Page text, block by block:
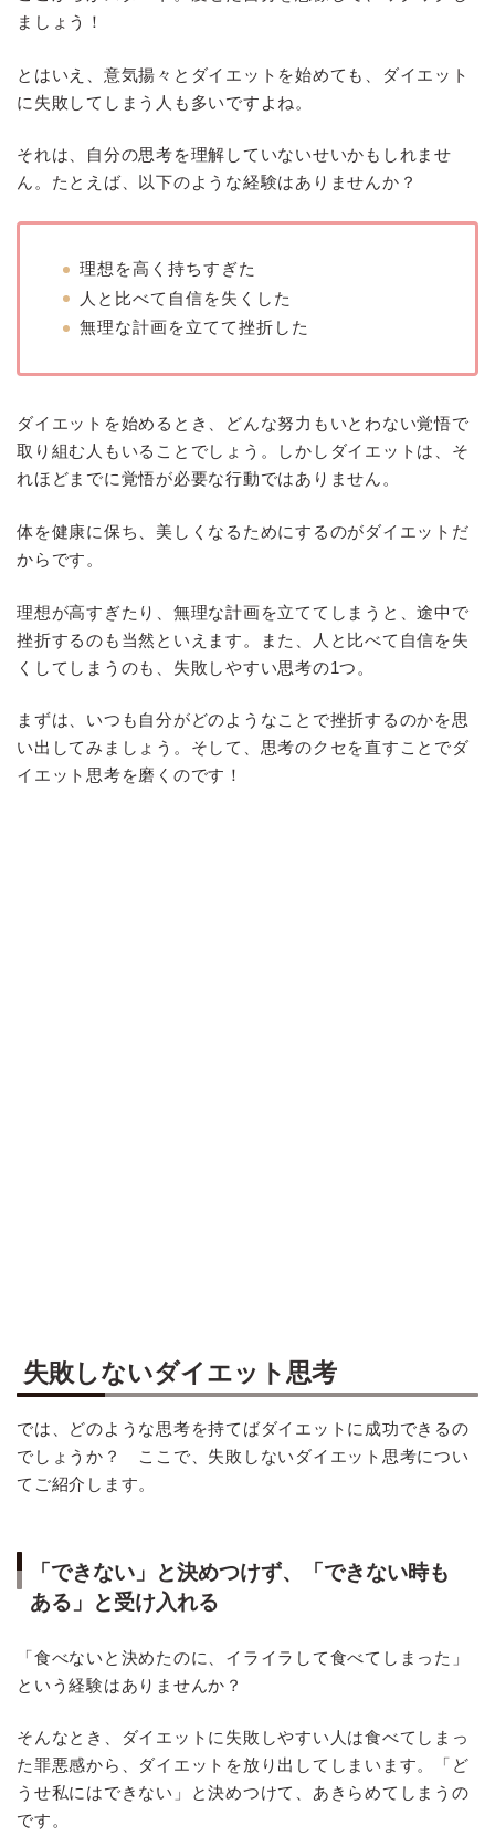
ましょう！
とはいえ、意気揚々とダイエットを始めても、ダイエット
に失敗してしまう人も多いですよね。
それは、自分の思考を理解していないせいかもしれませ
ん。たとえば、以下のような経験はありませんか？
理想を高く持ちすぎた
人と比べて自信を失くした
無理な計画を立てて挫折した
ダイエットを始めるとき、どんな努力もいとわない覚悟で
取り組む人もいることでしょう。しかしダイエットは、そ
れほどまでに覚悟が必要な行動ではありません。
体を健康に保ち、美しくなるためにするのがダイエットだ
からです。
理想が高すぎたり、無理な計画を立ててしまうと、途中で
挫折するのも当然といえます。また、人と比べて自信を失
くしてしまうのも、失敗しやすい思考の1つ。
まずは、いつも自分がどのようなことで挫折するのかを思
い出してみましょう。そして、思考のクセを直すことでダ
イエット思考を磨くのです！
失敗しないダイエット思考
では、どのような思考を持てばダイエットに成功できるの
でしょうか？ ここで、失敗しないダイエット思考につい
てご紹介します。
「できない」と決めつけず、「できない時も
ある」と受け入れる
「食べないと決めたのに、イライラして食べてしまった」
という経験はありませんか？
そんなとき、ダイエットに失敗しやすい人は食べてしまっ
た罪悪感から、ダイエットを放り出してしまいます。「ど
うせ私にはできない」と決めつけて、あきらめてしまうの
です。